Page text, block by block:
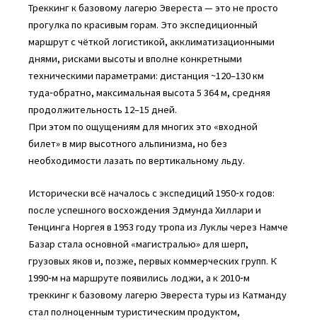
Треккинг к базовому лагерю Эвереста — это не просто
прогулка по красивым горам. Это экспедиционный
маршрут с чёткой логистикой, акклиматизационными
днями, рисками высоты и вполне конкретными
техническими параметрами: дистанция ~120–130 км
туда‑обратно, максимальная высота 5 364 м, средняя
продолжительность 12–15 дней.
При этом по ощущениям для многих это «входной
билет» в мир высотного альпинизма, но без
необходимости лазать по вертикальному льду.
Исторически всё началось с экспедиций 1950‑х годов:
после успешного восхождения Эдмунда Хиллари и
Тенцинга Норгея в 1953 году тропа из Луклы через Намче
Базар стала основной «магистралью» для шерп,
грузовых яков и, позже, первых коммерческих групп. К
1990‑м на маршруте появились лоджи, а к 2010‑м
треккинг к базовому лагерю Эвереста туры из Катманду
стал полноценным туристическим продуктом,